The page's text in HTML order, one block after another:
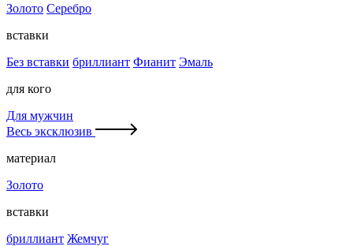
Золото Серебро
вставки
Без вставки бриллиант Фианит Эмаль
для кого
Для мужчин
Весь эксклюзив
материал
Золото
вставки
бриллиант Жемчуг